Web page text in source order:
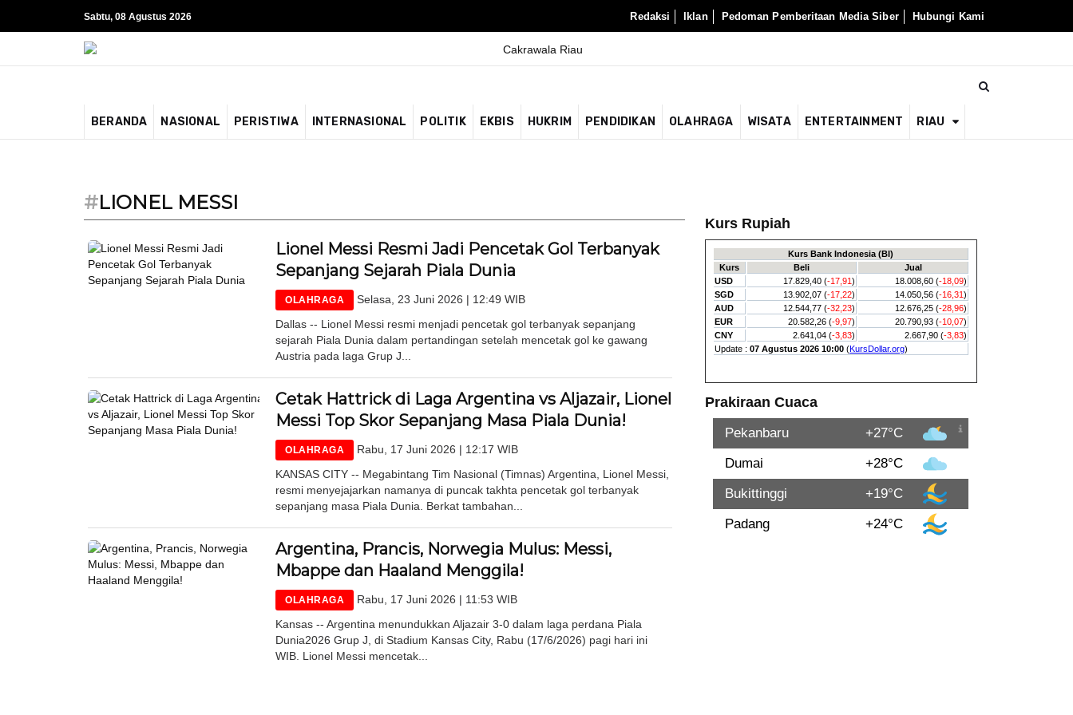
Sabtu, 08 Agustus 2026 Redaksi Iklan Pedoman Pemberitaan Media Siber Hubungi Kami
BERANDA NASIONAL PERISTIWA INTERNASIONAL POLITIK EKBIS HUKRIM PENDIDIKAN OLAHRAGA WISATA ENTERTAINMENT RIAU
#LIONEL MESSI
Lionel Messi Resmi Jadi Pencetak Gol Terbanyak
Sepanjang Sejarah Piala Dunia
OLAHRAGA
Selasa, 23 Juni 2026 | 12:49 WIB
Dallas -- Lionel Messi resmi menjadi pencetak gol terbanyak sepanjang
sejarah Piala Dunia dalam pertandingan setelah mencetak gol ke gawang
Austria pada laga Grup J...
Cetak Hattrick di Laga Argentina vs Aljazair, Lionel
Messi Top Skor Sepanjang Masa Piala Dunia!
OLAHRAGA
Rabu, 17 Juni 2026 | 12:17 WIB
KANSAS CITY -- Megabintang Tim Nasional (Timnas) Argentina, Lionel Messi,
resmi menyejajarkan namanya di puncak takhta pencetak gol terbanyak
sepanjang masa Piala Dunia. Berkat tambahan...
Argentina, Prancis, Norwegia Mulus: Messi,
Mbappe dan Haaland Menggila!
OLAHRAGA
Rabu, 17 Juni 2026 | 11:53 WIB
Kansas -- Argentina menundukkan Aljazair 3-0 dalam laga perdana Piala
Dunia2026 Grup J, di Stadium Kansas City, Rabu (17/6/2026) pagi hari ini
WIB. Lionel Messi mencetak...
Kurs Rupiah
Prakiraan Cuaca
Pekanbaru
+27°C
Dumai
+28°C
Bukittinggi
+19°C
Padang
+24°C